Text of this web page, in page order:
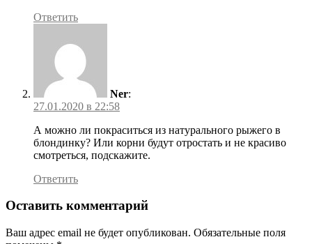
Ответить
Ner:
27.01.2020 в 22:58
А можно ли покраситься из натурального рыжего в
блондинку? Или корни будут отростать и не красиво
смотреться, подскажите.
Ответить
Оставить комментарий
Ваш адрес email не будет опубликован. Обязательные поля